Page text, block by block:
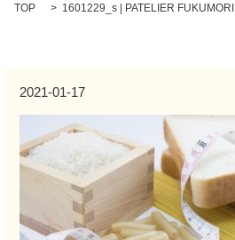
TOP 1601229_s | PATELIER FUKUMORI
2021-01-17